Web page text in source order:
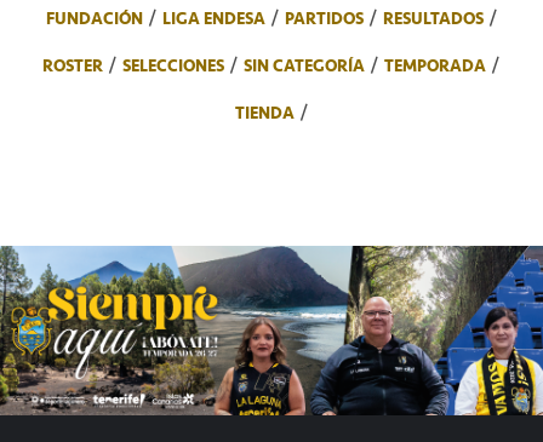
FUNDACIÓN LIGA ENDESA PARTIDOS
RESULTADOS
ROSTER
SELECCIONES SIN CATEGORÍA
TEMPORADA
TIENDA